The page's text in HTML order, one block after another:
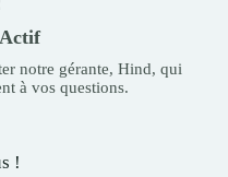
notre gérante, Hind, qui
à vos questions.
!